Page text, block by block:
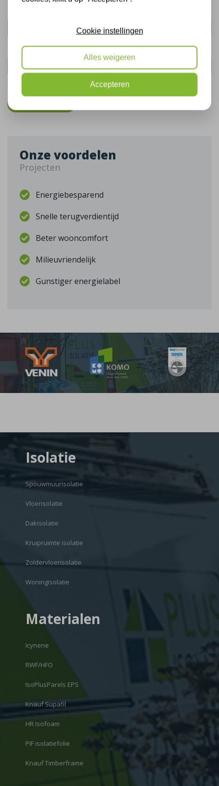
Telefoonnummer:
De gegevens die u hier verstrekt vallen onder ons
Onze voordelen
Projecten
Energiebesparend
Snelle terugverdientijd
Beter wooncomfort
Milieuvriendelijk
Gunstiger energielabel
Isolatie
Spouwmuurisolatie
Vloerisolatie
Dakisolatie
Kruipruimte isolatie
Zoldervloerisolatie
Woningisolatie
Materialen
Icynene
RWF/HFO
IsoPlusParels EPS
Knauf Supafil
HR Isofoam
PIF isolatiefolie
Knauf Timberframe
Cookie instellingen
Alles weigeren
Accepteren